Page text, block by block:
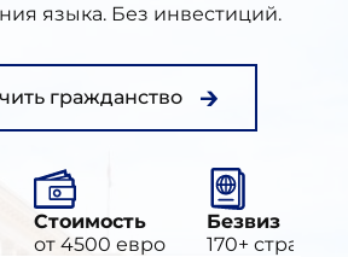
языка. Без инвестиций.
гражданство
Стоимость
от 4500 евро
Безвиз
170+ стран